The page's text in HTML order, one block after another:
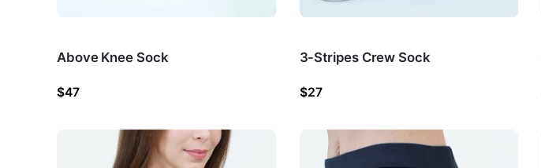
Above Knee Sock
$47
3-Stripes Crew Sock
$27